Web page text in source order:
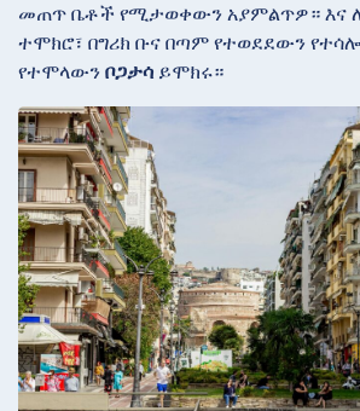
መጠጥ ቤቶች የሚታወቀውን አያምልጥዎ። እና
ተሞክሮ፣ በግሪክ ቡና በጣም የተወደደውን
የተሞላውን ቦጋታሳ ይሞክሩ።